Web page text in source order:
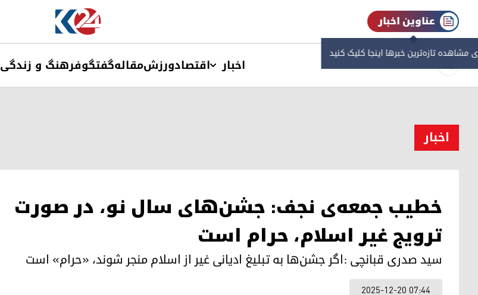
عناوین اخبار
مشاهده‌ تازه‌ترین خبرها اینجا کلیک کنید
اخبار اقتصادورزشمقالهگفتگوفرهنگ و زندگی
اخبار
خطیب جمعه‌ی نجف: جشن‌های سال نو، در صورت
ترویج غیر اسلام، حرام است
سید صدری قبانچی :اگر جشن‌ها به تبلیغ ادیانی غیر از اسلام منجر شوند، «حرام» است
2025-12-20 07:44